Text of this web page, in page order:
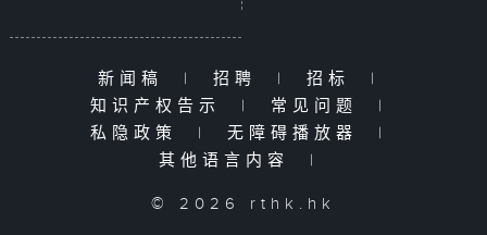
新闻稿 | 招聘 | 招标
|
知识产权告示
| 常见问题
|
私隐政策
| 无障碍播放器
|
其他语言内容
|
© 2026 rthk.hk